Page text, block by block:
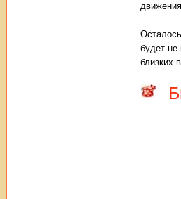
будет не
близких